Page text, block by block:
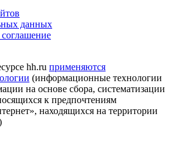
данных
соглашение
hh.ru применяются
(информационные технологии
на основе сбора, систематизации
к предпочтениям
находящихся на территории